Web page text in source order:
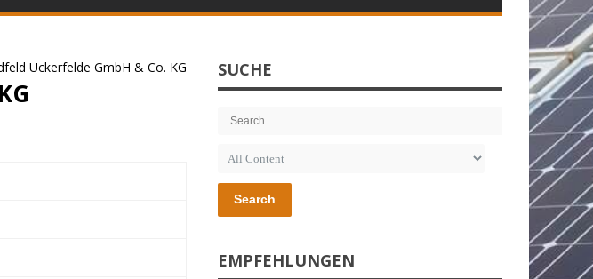
Uckerfelde GmbH & Co. KG SUCHE
Search
EMPFEHLUNGEN